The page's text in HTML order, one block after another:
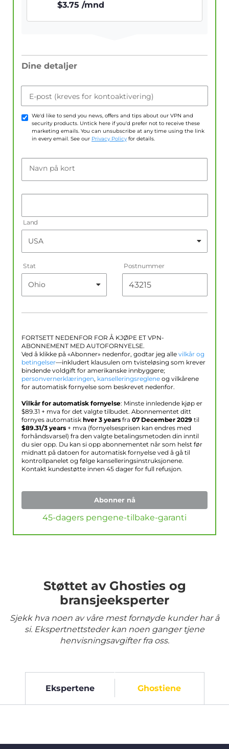
$3.75 /mnd
Dine detaljer
E-post (kreves for kontoaktivering)
We'd like to send you news, offers and tips about our VPN and
security products. Untick here if you'd prefer not to receive these
marketing emails. You can unsubscribe at any time using the link
in every email. See our Privacy Policy for details.
Navn på kort
Land
Stat Postnummer
FORTSETT NEDENFOR FOR Å KJØPE ET VPN-
ABONNEMENT MED AUTOFORNYELSE.
Ved å klikke på «Abonner» nedenfor, godtar jeg alle vilkår og
betingelser—inkludert klausulen om tvisteløsing som krever
bindende voldgift for amerikanske innbyggere;
personvernerklæringen, kanselleringsreglene og vilkårene
for automatisk fornyelse som beskrevet nedenfor.
Vilkår for automatisk fornyelse: Minste innledende kjøp er
$89.31 + mva for det valgte tilbudet. Abonnementet ditt
fornyes automatisk hver 3 years fra 07 December 2029 til
$89.31/3 years + mva (fornyelsesprisen kan endres med
forhåndsvarsel) fra den valgte betalingsmetoden din inntil
du sier opp. Du kan si opp abonnementet når som helst før
midnatt på datoen for automatisk fornyelse ved å gå til
kontrollpanelet og følge kanselleringsinstruksjonene.
Kontakt kundestøtte innen 45 dager for full refusjon.
Abonner nå
45-dagers pengene-tilbake-garanti
Støttet av Ghosties og
bransjeeksperter
Sjekk hva noen av våre mest fornøyde kunder har å
si. Ekspertnettsteder kan noen ganger tjene
henvisningsavgifter fra oss.
Ekspertene Ghostiene